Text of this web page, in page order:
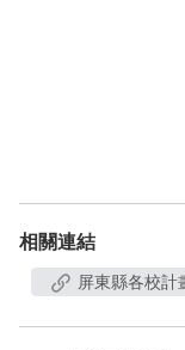
相關連結
屏東縣各校計